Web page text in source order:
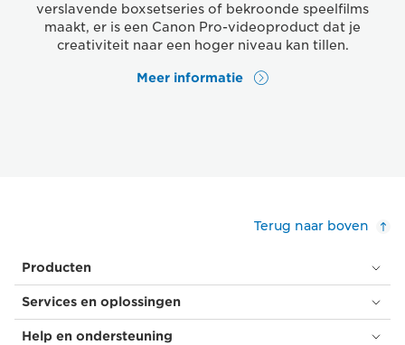
verslavende boxsetseries of bekroonde speelfilms
maakt, er is een Canon Pro-videoproduct dat je
creativiteit naar een hoger niveau kan tillen.
Meer informatie
Terug naar boven
Producten
Services en oplossingen
Help en ondersteuning